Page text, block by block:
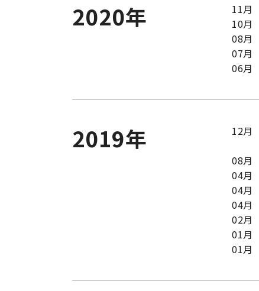
2020年 11月
10月
08月
07月
06月
2019年 12月
08月
04月
04月
04月
02月
01月
01月